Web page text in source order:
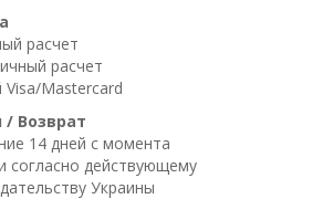
расчет
расчет
Visa/Mastercard
Возврат
14 дней с момента
согласно действующему
Украины